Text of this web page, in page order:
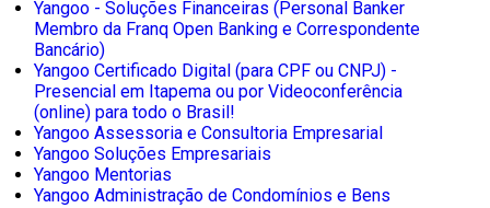
Yangoo - Soluções Financeiras (Personal Banker
Membro da Franq Open Banking e Correspondente
Bancário)
Yangoo Certificado Digital (para CPF ou CNPJ) -
Presencial em Itapema ou por Videoconferência
(online) para todo o Brasil!
Yangoo Assessoria e Consultoria Empresarial
Yangoo Soluções Empresariais
Yangoo Mentorias
Yangoo Administração de Condomínios e Bens